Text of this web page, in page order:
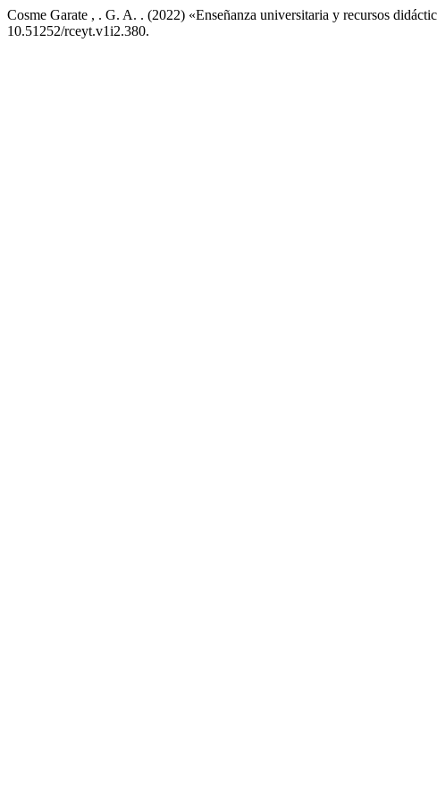
Cosme Garate , . G. A. . (2022) «Enseñanza universitaria y recursos
10.51252/rceyt.v1i2.380.